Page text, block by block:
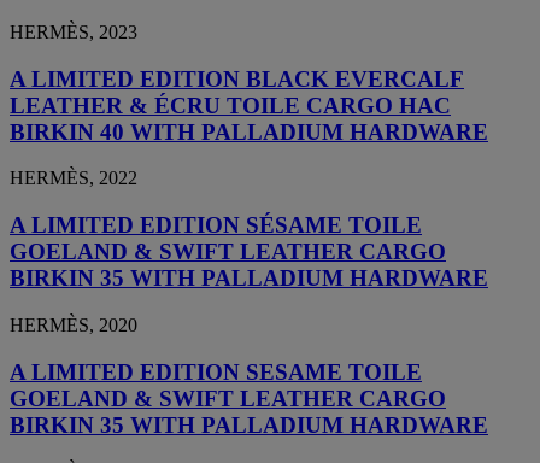
HERMÈS, 2023
A LIMITED EDITION BLACK EVERCALF
LEATHER & ÉCRU TOILE CARGO HAC
BIRKIN 40 WITH PALLADIUM HARDWARE
HERMÈS, 2022
A LIMITED EDITION SÉSAME TOILE
GOELAND & SWIFT LEATHER CARGO
BIRKIN 35 WITH PALLADIUM HARDWARE
HERMÈS, 2020
A LIMITED EDITION SESAME TOILE
GOELAND & SWIFT LEATHER CARGO
BIRKIN 35 WITH PALLADIUM HARDWARE